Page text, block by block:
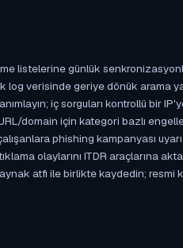
listelerine günlük
log verisinde geriye dönük arama
iç sorguları kontrollü bir
domain için kategori bazlı
phishing kampanyası
olaylarını ITDR araçlarına
atfı ile birlikte kaydedin; resmi